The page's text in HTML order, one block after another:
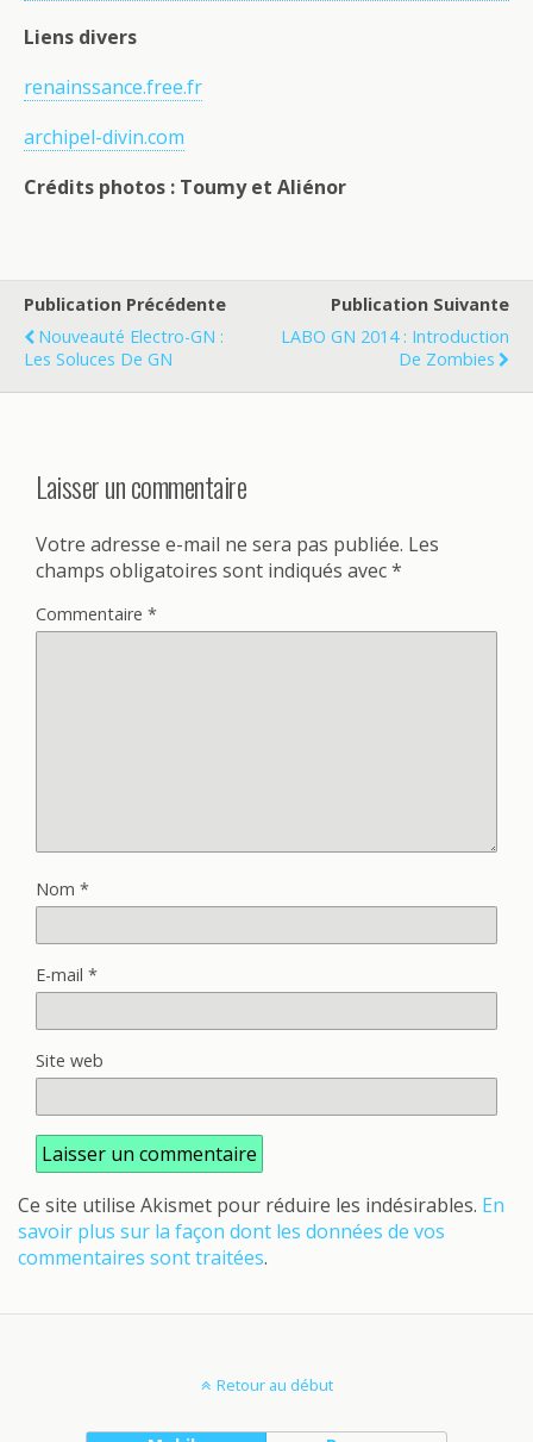
Liens divers
renainssance.free.fr
archipel-divin.com
Crédits photos : Toumy et Aliénor
Publication Précédente
Nouveauté Electro-GN :
Les Soluces De GN
Publication Suivante
LABO GN 2014 : Introduction
De Zombies
Laisser un commentaire
Votre adresse e-mail ne sera pas publiée. Les
champs obligatoires sont indiqués avec*
Commentaire *
Nom *
E-mail *
Site web
Ce site utilise Akismet pour réduire les indésirables. En
savoir plus sur la façon dont les données de vos
commentaires sont traitées.
Retour au début